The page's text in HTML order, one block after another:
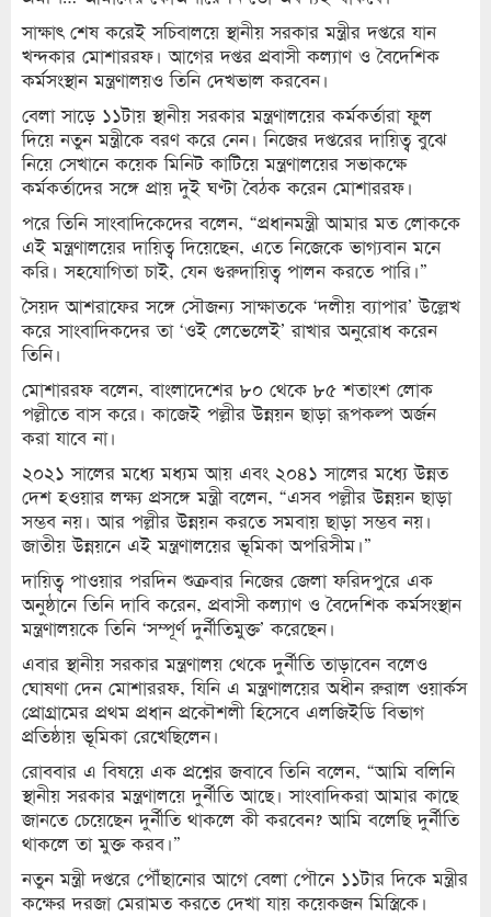
সাক্ষাৎ শেষ করেই সচিবালয়ে স্থানীয় সরকার মন্ত্রীর দপ্তরে যান
খন্দকার মোশাররফ। আগের দপ্তর প্রবাসী কল্যাণ ও বৈদেশিক
কর্মসংস্থান মন্ত্রণালয়ও তিনি দেখভাল করবেন।
বেলা সাড়ে ১১টায় স্থানীয় সরকার মন্ত্রণালয়ের কর্মকর্তারা ফুল
দিয়ে নতুন মন্ত্রীকে বরণ করে নেন। নিজের দপ্তরের দায়িত্ব বুঝে
নিয়ে সেখানে কয়েক মিনিট কাটিয়ে মন্ত্রণালয়ের সভাকক্ষে
কর্মকর্তাদের সঙ্গে প্রায় দুই ঘণ্টা বৈঠক করেন মোশাররফ।
পরে তিনি সাংবাদিকেদের বলেন, “প্রধানমন্ত্রী আমার মত লোককে
এই মন্ত্রণালয়ের দায়িত্ব দিয়েছেন, এতে নিজেকে ভাগ্যবান মনে
করি। সহযোগিতা চাই, যেন গুরুদায়িত্ব পালন করতে পারি।”
সৈয়দ আশরাফের সঙ্গে সৌজন্য সাক্ষাতকে ‘দলীয় ব্যাপার’ উল্লেখ
করে সাংবাদিকদের তা ‘ওই লেভেলেই’ রাখার অনুরোধ করেন
তিনি।
মোশাররফ বলেন, বাংলাদেশের ৮০ থেকে ৮৫ শতাংশ লোক
পল্লীতে বাস করে। কাজেই পল্লীর উন্নয়ন ছাড়া রূপকল্প অর্জন
করা যাবে না।
২০২১ সালের মধ্যে মধ্যম আয় এবং ২০৪১ সালের মধ্যে উন্নত
দেশ হওয়ার লক্ষ্য প্রসঙ্গে মন্ত্রী বলেন, “এসব পল্লীর উন্নয়ন ছাড়া
সম্ভব নয়। আর পল্লীর উন্নয়ন করতে সমবায় ছাড়া সম্ভব নয়।
জাতীয় উন্নয়নে এই মন্ত্রণালয়ের ভূমিকা অপরিসীম।”
দায়িত্ব পাওয়ার পরদিন শুক্রবার নিজের জেলা ফরিদপুরে এক
অনুষ্ঠানে তিনি দাবি করেন, প্রবাসী কল্যাণ ও বৈদেশিক কর্মসংস্থান
মন্ত্রণালয়কে তিনি ‘সম্পূর্ণ দুর্নীতিমুক্ত’ করেছেন।
এবার স্থানীয় সরকার মন্ত্রণালয় থেকে দুর্নীতি তাড়াবেন বলেও
ঘোষণা দেন মোশাররফ, যিনি এ মন্ত্রণালয়ের অধীন রুরাল ওয়ার্কস
প্রোগ্রামের প্রথম প্রধান প্রকৌশলী হিসেবে এলজিইডি বিভাগ
প্রতিষ্ঠায় ভূমিকা রেখেছিলেন।
রোববার এ বিষয়ে এক প্রশ্নের জবাবে তিনি বলেন, “আমি বলিনি
স্থানীয় সরকার মন্ত্রণালয়ে দুর্নীতি আছে। সাংবাদিকরা আমার কাছে
জানতে চেয়েছেন দুর্নীতি থাকলে কী করবেন? আমি বলেছি দুর্নীতি
থাকলে তা মুক্ত করব।”
নতুন মন্ত্রী দপ্তরে পৌঁছানোর আগে বেলা পৌনে ১১টার দিকে মন্ত্রীর
কক্ষের দরজা মেরামত করতে দেখা যায় কয়েকজন মিস্ত্রিকে।